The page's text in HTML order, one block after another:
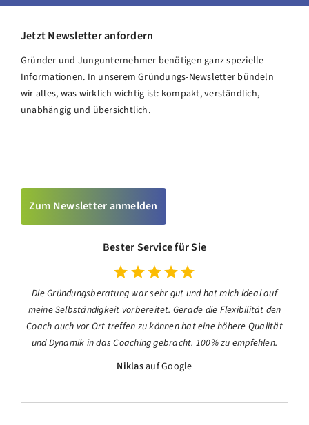
Jetzt Newsletter anfordern
Gründer und Jungunternehmer benötigen ganz spezielle
Informationen. In unserem Gründungs-Newsletter bündeln
wir alles, was wirklich wichtig ist: kompakt, verständlich,
unabhängig und übersichtlich.
Zum Newsletter anmelden
Bester Service für Sie
Die Gründungsberatung war sehr gut und hat mich ideal auf
meine Selbständigkeit vorbereitet. Gerade die Flexibilität den
Coach auch vor Ort treffen zu können hat eine höhere Qualität
und Dynamik in das Coaching gebracht. 100% zu empfehlen.
Niklasauf Google